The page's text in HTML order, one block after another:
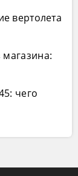
вертолета
магазина:
чего